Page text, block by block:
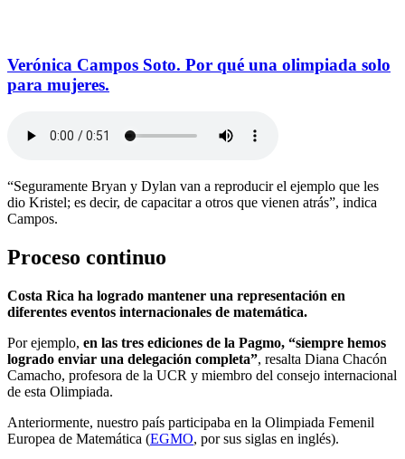
Verónica Campos Soto. Por qué una olimpiada solo
para mujeres.
“Seguramente Bryan y Dylan van a reproducir el ejemplo que les
dio Kristel; es decir, de capacitar a otros que vienen atrás”, indica
Campos.
Proceso continuo
Costa Rica ha logrado mantener una representación en
diferentes eventos internacionales de matemática.
Por ejemplo, en las tres ediciones de la Pagmo, “siempre hemos
logrado enviar una delegación completa”, resalta Diana Chacón
Camacho, profesora de la UCR y miembro del consejo internacional
de esta Olimpiada.
Anteriormente, nuestro país participaba en la Olimpiada Femenil
Europea de Matemática (EGMO, por sus siglas en inglés).